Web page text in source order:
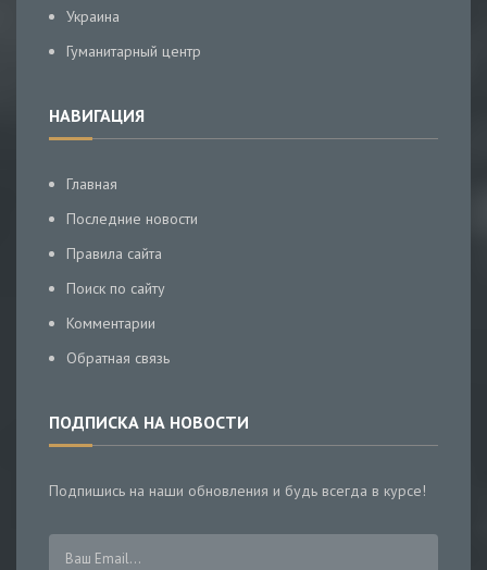
Украина
Гуманитарный центр
НАВИГАЦИЯ
Главная
Последние новости
Правила сайта
Поиск по сайту
Комментарии
Обратная связь
ПОДПИСКА НА НОВОСТИ
Подпишись на наши обновления и будь всегда в курсе!